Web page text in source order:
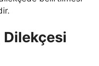
Dilekçesi